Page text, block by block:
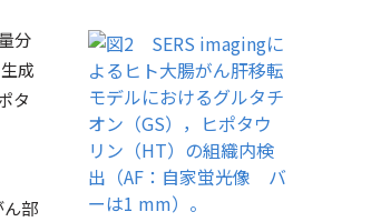
分
成
タ
ん部